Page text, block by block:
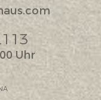
Uhr